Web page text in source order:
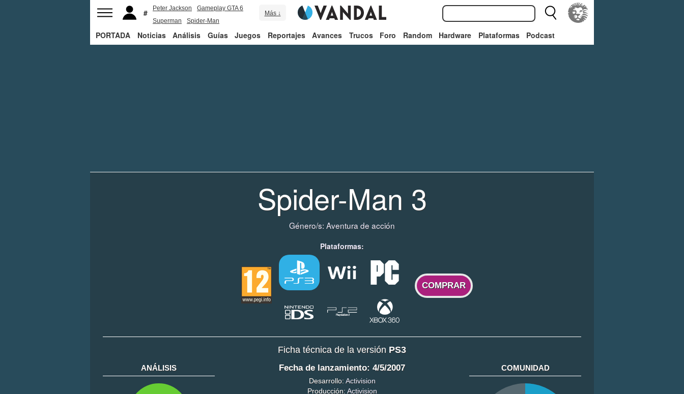
Peter Jackson
Gameplay GTA 6
Superman
Spider-Man
Más ↓
PORTADA Noticias Análisis Guías Juegos Reportajes Avances Trucos Foro Random Hardware Plataformas Podcast
Spider-Man 3
Género/s: Aventura de acción
Plataformas:
COMPRAR
Ficha técnica de la versión PS3
ANÁLISIS Fecha de lanzamiento: 4/5/2007
Desarrollo: Activision
Producción: Activision
COMUNIDAD